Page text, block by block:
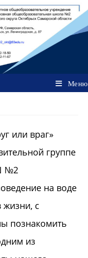
Меню
или враг»
группе
№2
на воде
жизни, с
познакомить
из